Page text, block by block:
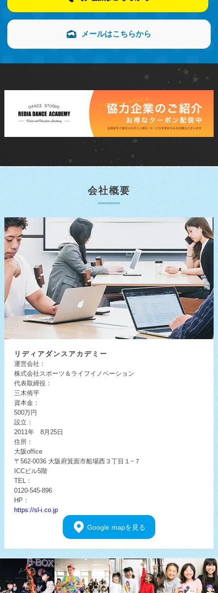
メールはこちらから
会社概要
リディアダンスアカデミー
運営会社：
株式会社スポーツ＆ライフイノベーション
代表取締役：
三木侑平
資本金：
500万円
設立：
2011年 8月25日
住所：
大阪office
〒562-0036 大阪府箕面市船場西３丁目１−７
ICCビル5階
TEL：
0120-545-896
HP：
https://sl-i.co.jp
Google mapを見る